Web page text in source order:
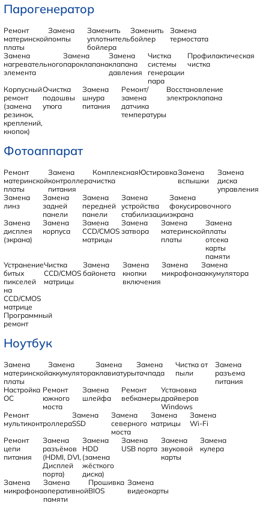
Парогенератор
Ремонт
материнской
платы
Замена
помпы
Заменить
уплотнитель
бойлера
Заменить
бойлер
Замена
термостата
Замена
нагревательного
элемента
Замена
пароклапана
Замена
клапана
давления
Чистка
системы
генерации
пара
Профилактическая
чистка
Корпусный
ремонт
(замена
резинок,
креплений,
кнопок)
Очистка
подошвы
утюга
Замена
шнура
питания
Ремонт/
замена
датчика
температуры
Восстановление
электроклапана
Фотоаппарат
Ремонт
материнской
платы
Замена
контроллера
питания
Комплексная
чистка
ЮстировкаЗамена
вспышки
Замена
диска
управления
Замена
линз
Замена
задней
панели
Замена
передней
панели
Замена
устройства
стабилизации
Замена
фокусировочного
экрана
Замена
дисплея
(экрана)
Замена
корпуса
Замена
CCD/CMOS
матрицы
Замена
затвора
Замена
материнской
платы
Замена
платы
отсека
карты
памяти
Устранение
битых
пикселей
на
CCD/CMOS
матрице
Чистка
CCD/CMOS
матрицы
Замена
байонета
Замена
кнопки
включения
Замена
микрофона
Замена
аккумулятора
Программный
ремонт
Ноутбук
Замена
материнской
платы
Замена
аккумулятора
Замена
клавиатуры
Замена
тачпада
Чистка от
пыли
Замена
разъема
питания
Настройка
ОС
Ремонт
южного
моста
Замена
шлейфа
Ремонт
вебкамеры
Установка
драйверов
Windows
Ремонт
мультиконтроллера
Замена
SSD
Замена
северного
моста
Замена
матрицы
Замена
Wi-Fi
Ремонт
цепи
питания
Замена
разъёмов
(HDMI, DVI,
Дисплей
порта)
Замена
HDD
(замена
жёсткого
диска)
Замена
USB порта
Замена
звуковой
карты
Замена
кулера
Замена
микрофона
Замена
оперативной
памяти
Прошивка
BIOS
Замена
видеокарты